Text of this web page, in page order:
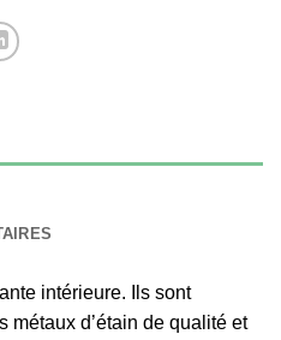
intérieure. Ils sont
métaux d’étain de qualité et